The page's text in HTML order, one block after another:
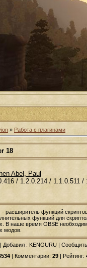
» Работа с плагинами
18
Abel, Paul
/ 1.2.0.214 / 1.1.0.511 /
расширитель функций
функций для
В наше время OBSE
модов.
Добавил : KENGURU |
| Комментарии: 29| Рейтинг: